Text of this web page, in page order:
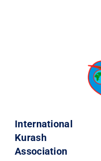
International
Kurash
Association